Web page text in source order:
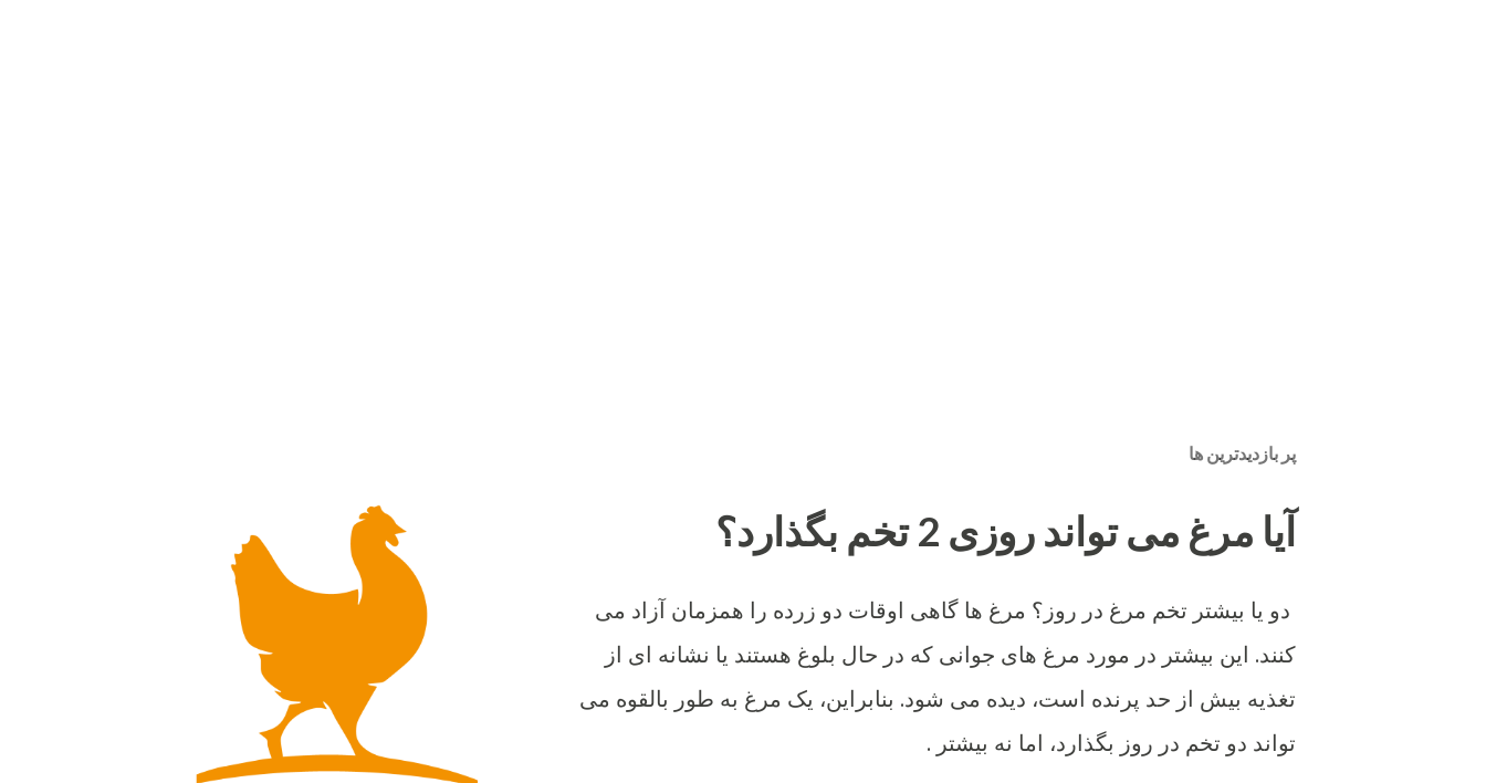
پر بازدیدترین ها
آیا مرغ می تواند روزی 2 تخم بگذارد؟
دو یا بیشتر تخم مرغ در روز؟ مرغ ها گاهی اوقات دو زرده را همزمان آزاد می
کنند. این بیشتر در مورد مرغ های جوانی که در حال بلوغ هستند یا نشانه ای از
تغذیه بیش از حد پرنده است، دیده می شود. بنابراین، یک مرغ به طور بالقوه می
تواند دو تخم در روز بگذارد، اما نه بیشتر .